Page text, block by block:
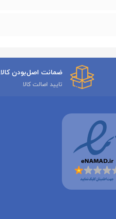
ضمانت اصل‌بودن کالا
تایید اصالت کالا